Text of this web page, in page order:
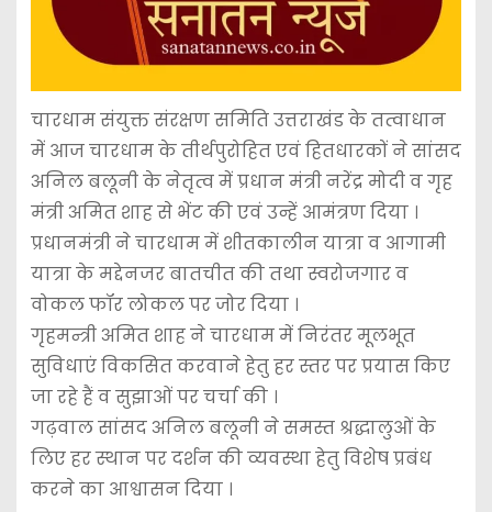
चारधाम संयुक्त संरक्षण समिति उत्तराखंड के तत्वाधान
में आज चारधाम के तीर्थपुरोहित एवं हितधारकों ने सांसद
अनिल बलूनी के नेतृत्व में प्रधान मंत्री नरेंद्र मोदी व गृह
मंत्री अमित शाह से भेंट की एवं उन्हें आमंत्रण दिया ।
प्रधानमंत्री ने चारधाम में शीतकालीन यात्रा व आगामी
यात्रा के मद्देनजर बातचीत की तथा स्वरोजगार व
वोकल फॉर लोकल पर जोर दिया ।
गृहमन्त्री अमित शाह ने चारधाम में निरंतर मूलभूत
सुविधाएं विकसित करवाने हेतु हर स्तर पर प्रयास किए
जा रहे हैं व सुझाओं पर चर्चा की ।
गढ़वाल सांसद अनिल बलूनी ने समस्त श्रद्धालुओं के
लिए हर स्थान पर दर्शन की व्यवस्था हेतु विशेष प्रबंध
करने का आश्वासन दिया ।